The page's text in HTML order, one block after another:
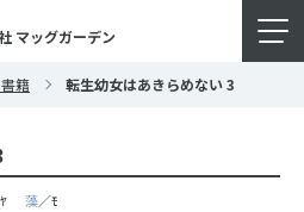
マッグガーデン
籍 転生幼女はあきらめない 3
ﾔ 藻／ﾓ